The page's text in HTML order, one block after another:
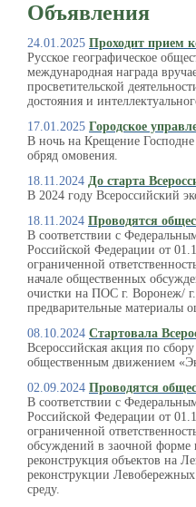
Объявления
24.01.2025 Проходит прием
Русское географическое
международная награда
просветительской
достояния и
17.01.2025 Городское
В ночь на Крещение Господне
обряд омовения.
18.11.2024 До старта
В 2024 году Всероссийский
18.11.2024 Проводятся
В соответствии с
Российской Федерации от
ограниченной
начале общественных
очистки на ПОС г. Воронеж/
предварительные материалы
08.10.2024 Стартовала
Всероссийская акция по
общественным движением
02.09.2024 Проводятся
В соответствии с
Российской Федерации от
ограниченной
обсуждений в заочной форме
реконструкция объектов на
реконструкции
среду.